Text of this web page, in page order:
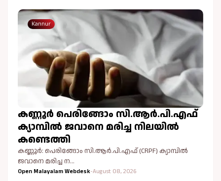
Kannur
കണ്ണൂർ പെരിങ്ങോം സി.ആർ.പി.എഫ്
ക്യാമ്പിൽ ജവാനെ മരിച്ച നിലയിൽ
കണ്ടെത്തി
കണ്ണൂർ: പെരിങ്ങോം സി.ആർ.പി.എഫ് (CRPF) ക്യാമ്പിൽ
ജവാനെ മരിച്ച ന…
Open Malayalam Webdesk-August 08, 2026